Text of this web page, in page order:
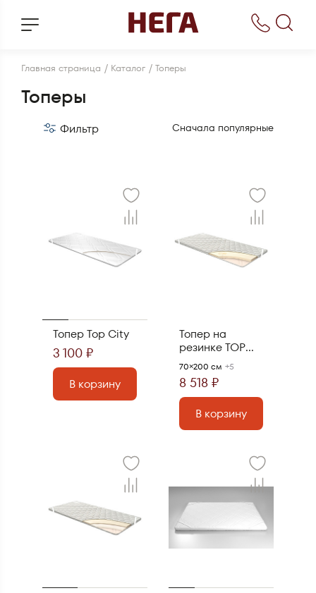
Главная страница / Каталог / Топеры
Топеры
Фильтр Сначала популярные
Топер Top City
3 100 ₽
В корзину
Топер на
резинке TOP
Memory
70×200 см +5
8 518 ₽
В корзину